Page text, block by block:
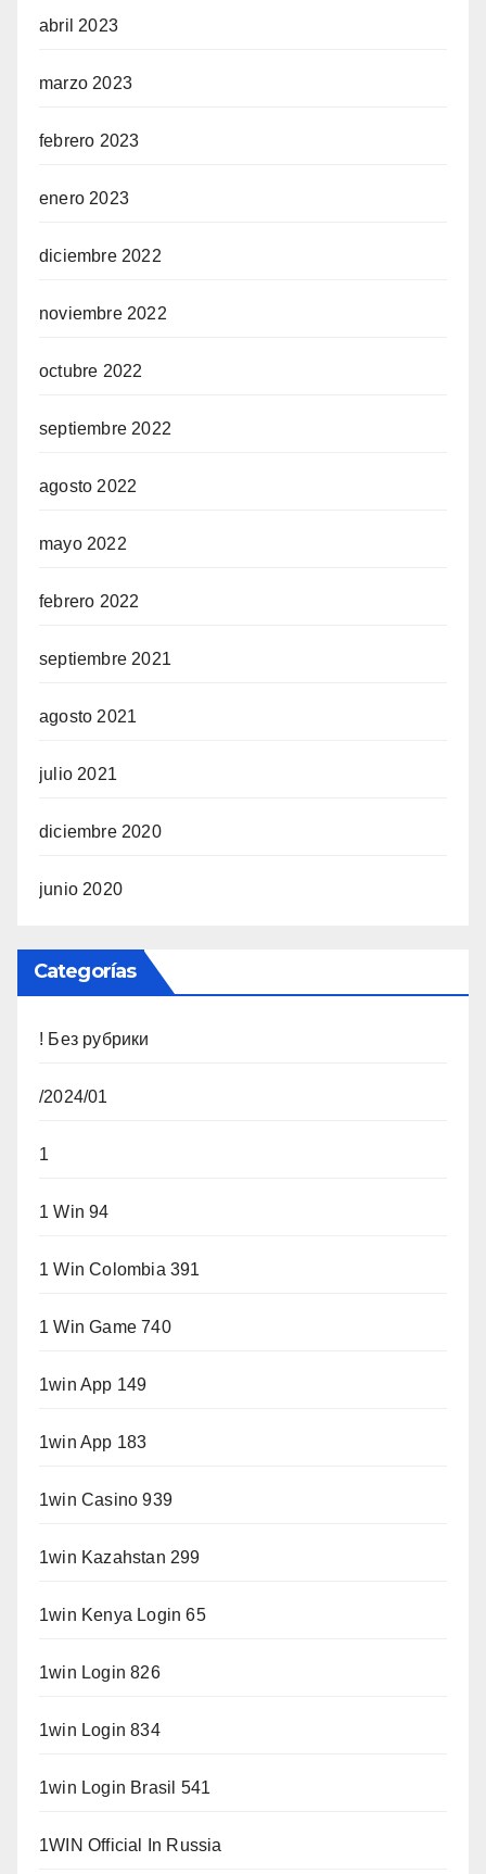
abril 2023
marzo 2023
febrero 2023
enero 2023
diciembre 2022
noviembre 2022
octubre 2022
septiembre 2022
agosto 2022
mayo 2022
febrero 2022
septiembre 2021
agosto 2021
julio 2021
diciembre 2020
junio 2020
Categorías
! Без рубрики
/2024/01
1
1 Win 94
1 Win Colombia 391
1 Win Game 740
1win App 149
1win App 183
1win Casino 939
1win Kazahstan 299
1win Kenya Login 65
1win Login 826
1win Login 834
1win Login Brasil 541
1WIN Official In Russia